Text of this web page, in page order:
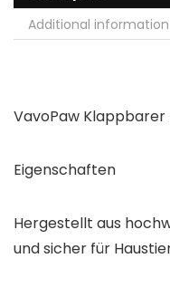
Additional information
VavoPaw
Eigenschaften
Hergestellt aus
und sicher für